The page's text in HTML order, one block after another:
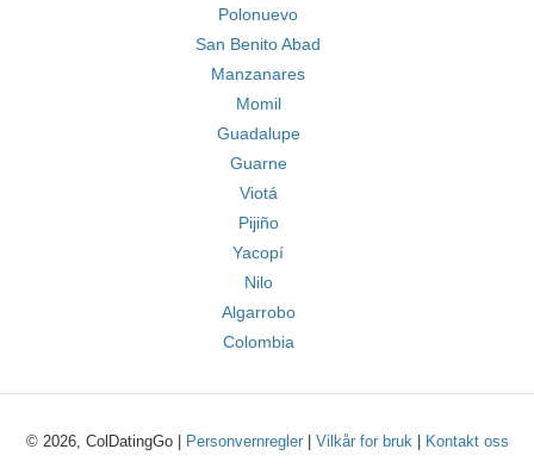
Polonuevo
San Benito Abad
Manzanares
Momil
Guadalupe
Guarne
Viotá
Pijiño
Yacopí
Nilo
Algarrobo
Colombia
© 2026, ColDatingGo | Personvernregler| Vilkår for bruk| Kontakt oss